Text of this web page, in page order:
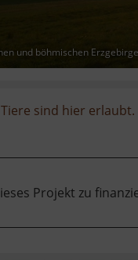
und böhmischen Erzgebirge
Tiere sind hier erlaubt.
Projekt zu